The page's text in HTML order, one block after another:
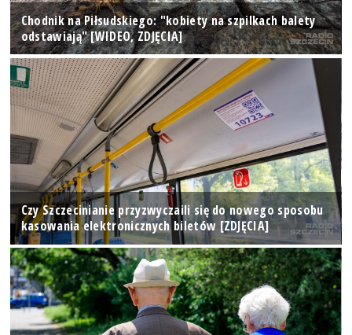
Chodnik na Piłsudskiego: "kobiety na szpilkach balety
odstawiają" [WIDEO, ZDJĘCIA]
Czy Szczecinianie przyzwyczaili się do nowego sposobu
kasowania elektronicznych biletów [ZDJĘCIA]